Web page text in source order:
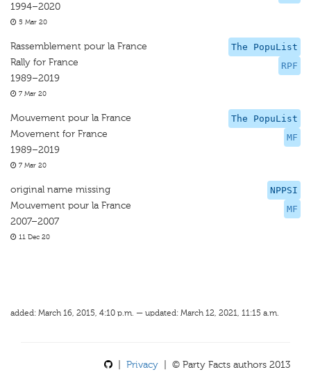
1994–2020
5 Mar 20
The PopuList
RPF
Rassemblement pour la France
Rally for France
1989–2019
7 Mar 20
The PopuList
MF
Mouvement pour la France
Movement for France
1989–2019
7 Mar 20
NPPSI
MF
original name missing
Mouvement pour la France
2007–2007
11 Dec 20
added: March 16, 2015, 4:10 p.m. — updated: March 12, 2021, 11:15 a.m.
Privacy | © Party Facts authors 2013